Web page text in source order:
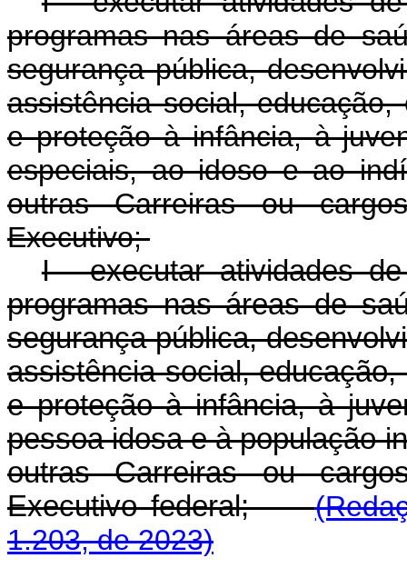
programas nas áreas de
segurança pública,
assistência social,
e proteção à infância, à
especiais, ao idoso e ao
outras Carreiras ou
Executivo;
I - executar atividades
programas nas áreas de
segurança pública,
assistência social,
e proteção à infância, à
pessoa idosa e à população
outras Carreiras ou
Executivo federal;
1.203, de 2023)